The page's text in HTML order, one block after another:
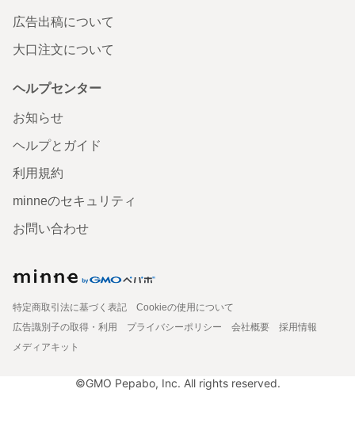
広告出稿について
大口注文について
ヘルプセンター
お知らせ
ヘルプとガイド
利用規約
minneのセキュリティ
お問い合わせ
特定商取引法に基づく表記
Cookieの使用について
広告識別子の取得・利用
プライバシーポリシー 会社概要
採用情報
メディアキット
©GMO Pepabo, Inc. All rights reserved.